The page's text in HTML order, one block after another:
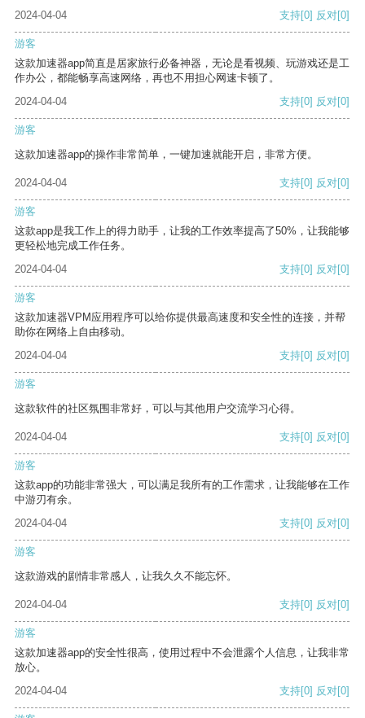
2024-04-04 支持[0] 反对[0]
游客
这款加速器app简直是居家旅行必备神器，无论是看视频、玩游戏还是工
作办公，都能畅享高速网络，再也不用担心网速卡顿了。
2024-04-04
支持[0] 反对[0]
游客
这款加速器app的操作非常简单，一键加速就能开启，非常方便。
2024-04-04 支持[0] 反对[0]
游客
这款app是我工作上的得力助手，让我的工作效率提高了50%，让我能够
更轻松地完成工作任务。
2024-04-04
支持[0] 反对[0]
游客
这款加速器VPM应用程序可以给你提供最高速度和安全性的连接，并帮
助你在网络上自由移动。
2024-04-04
支持[0] 反对[0]
游客
这款软件的社区氛围非常好，可以与其他用户交流学习心得。
2024-04-04 支持[0] 反对[0]
游客
这款app的功能非常强大，可以满足我所有的工作需求，让我能够在工作
中游刃有余。
2024-04-04
支持[0] 反对[0]
游客
这款游戏的剧情非常感人，让我久久不能忘怀。
2024-04-04 支持[0] 反对[0]
游客
这款加速器app的安全性很高，使用过程中不会泄露个人信息，让我非常
放心。
2024-04-04
支持[0] 反对[0]